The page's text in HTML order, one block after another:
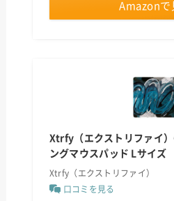
Amazonで
Xtrfy（エクストリファイ）
ングマウスパッド Lサイズ
Xtrfy（エクストリファイ）
口コミを見る